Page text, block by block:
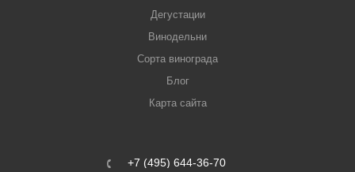
Дегустации
Винодельни
Сорта винограда
Блог
Карта сайта
+7 (495) 644-36-70